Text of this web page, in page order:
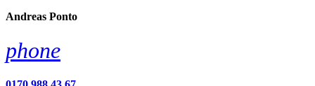
Andreas Ponto
phone